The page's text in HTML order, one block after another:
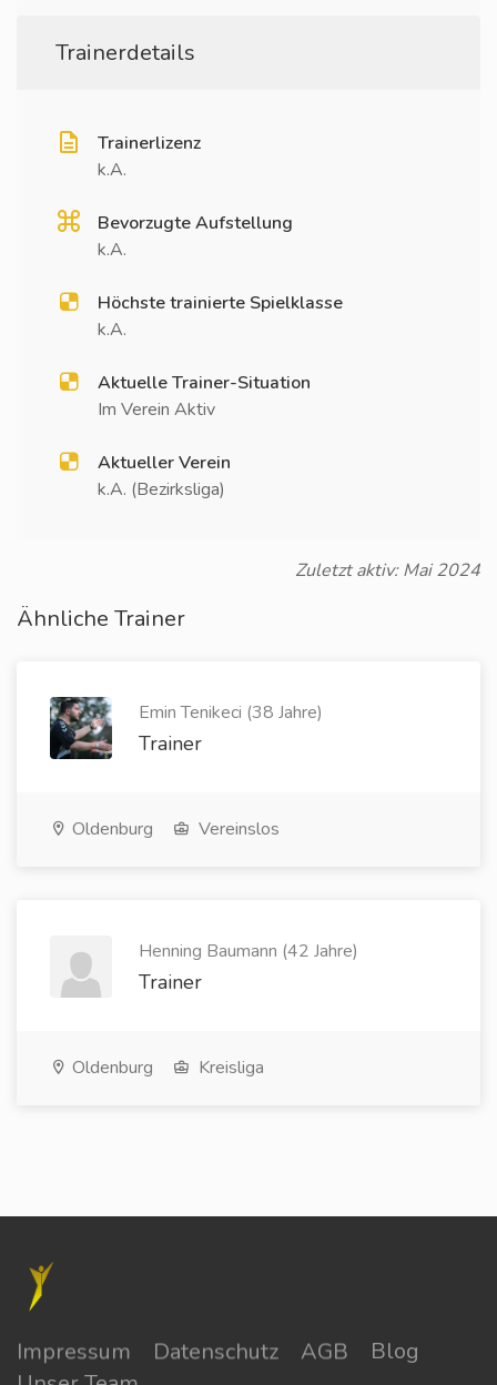
Trainerdetails
Trainerlizenz
k.A.
Bevorzugte Aufstellung
k.A.
Höchste trainierte Spielklasse
k.A.
Aktuelle Trainer-Situation
Im Verein Aktiv
Aktueller Verein
k.A. (Bezirksliga)
Zuletzt aktiv: Mai 2024
Ähnliche Trainer
Emin Tenikeci (38 Jahre)
Trainer
Oldenburg Vereinslos
Henning Baumann (42 Jahre)
Trainer
Oldenburg Kreisliga
Impressum Datenschutz AGB
Blog